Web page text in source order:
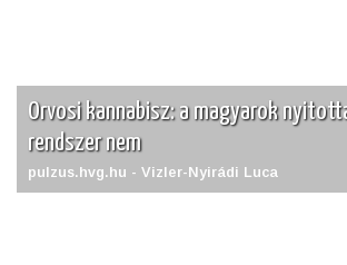
Orvosi kannabisz: a magyarok
rendszer nem
pulzus.hvg.hu - Vizler-Nyirádi Luca